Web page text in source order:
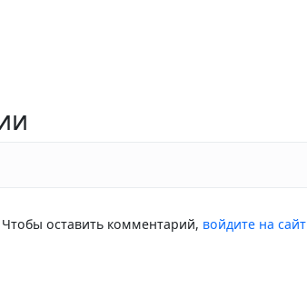
Чтобы оставить комментарий, войдите на сайт